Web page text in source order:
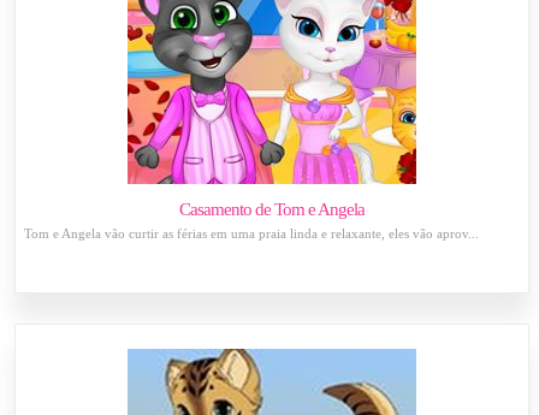
Casamento de Tom e Angela
Tom e Angela vão curtir as férias em uma praia linda e relaxante, eles vão aprov...